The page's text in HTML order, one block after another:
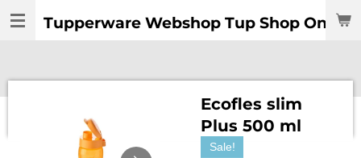
Ga
Tupperware Webshop Tup Shop
Ecofles slim
Plus 500 ml
Sale!